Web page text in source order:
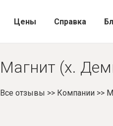
Цены Справка
Магнит (х.
Все отзывы >> Компании>>